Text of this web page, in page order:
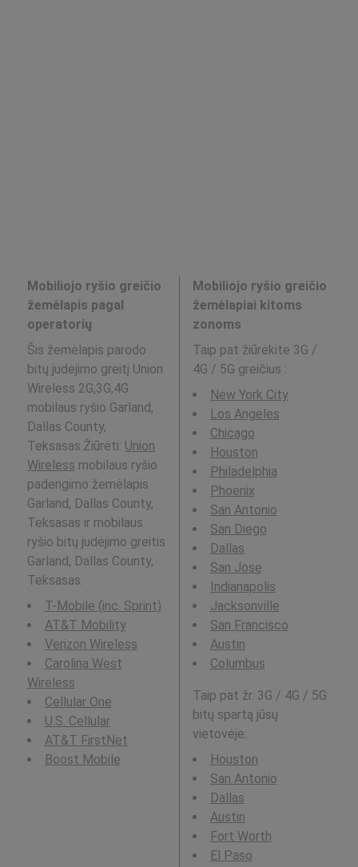
Mobiliojo ryšio greičio
žemėlapis pagal
operatorių
Šis žemėlapis parodo
bitų judėjimo greitį Union
Wireless 2G,3G,4G
mobilaus ryšio Garland,
Dallas County,
Teksasas.Žiūrėti: Union
Wireless mobilaus ryšio
padengimo žemėlapis
Garland, Dallas County,
Teksasas ir mobilaus
ryšio bitų judėjimo greitis
Garland, Dallas County,
Teksasas.
T-Mobile (inc. Sprint)
AT&T Mobility
Verizon Wireless
Carolina West
Wireless
Cellular One
U.S. Cellular
AT&T FirstNet
Boost Mobile
Mobiliojo ryšio greičio
žemėlapiai kitoms
zonoms
Taip pat žiūrėkite 3G /
4G / 5G greičius :
New York City
Los Angeles
Chicago
Houston
Philadelphia
Phoenix
San Antonio
San Diego
Dallas
San Jose
Indianapolis
Jacksonville
San Francisco
Austin
Columbus
Taip pat žr. 3G / 4G / 5G
bitų spartą jūsų
vietovėje:
Houston
San Antonio
Dallas
Austin
Fort Worth
El Paso